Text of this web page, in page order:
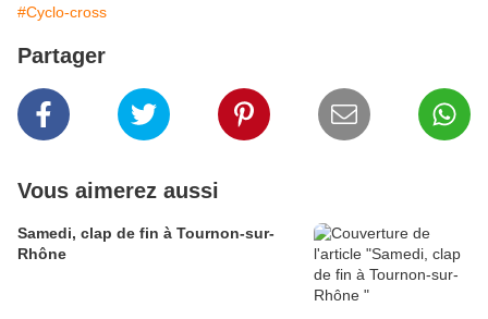
#Cyclo-cross
Partager
Vous aimerez aussi
Samedi, clap de fin à Tournon-sur-
Rhône